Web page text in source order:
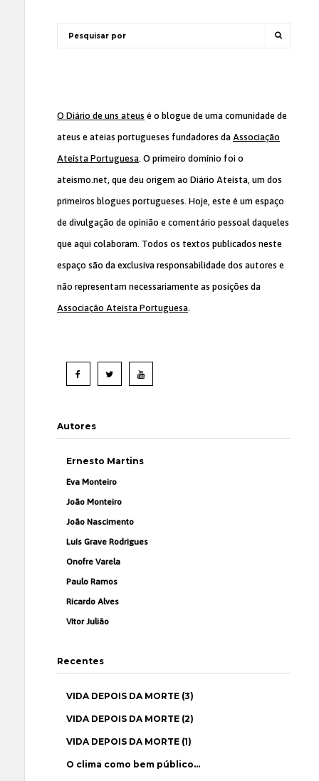
O Diário de uns ateus é o blogue de uma comunidade de
ateus e ateias portugueses fundadores da Associação
Ateísta Portuguesa. O primeiro domínio foi o
ateismo.net, que deu origem ao Diário Ateísta, um dos
primeiros blogues portugueses. Hoje, este é um espaço
de divulgação de opinião e comentário pessoal daqueles
que aqui colaboram. Todos os textos publicados neste
espaço são da exclusiva responsabilidade dos autores e
não representam necessariamente as posições da
Associação Ateísta Portuguesa.
Autores
Ernesto Martins
Eva Monteiro
João Monteiro
João Nascimento
Luís Grave Rodrigues
Onofre Varela
Paulo Ramos
Ricardo Alves
Vítor Julião
Recentes
VIDA DEPOIS DA MORTE (3)
VIDA DEPOIS DA MORTE (2)
VIDA DEPOIS DA MORTE (1)
O clima como bem público…